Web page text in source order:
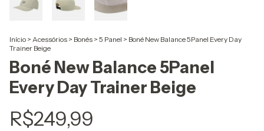
Início > Acessórios > Bonés > 5 Panel > Boné New Balance 5Panel Every Day
Trainer Beige
Boné New Balance 5Panel
Every Day Trainer Beige
R$249,99